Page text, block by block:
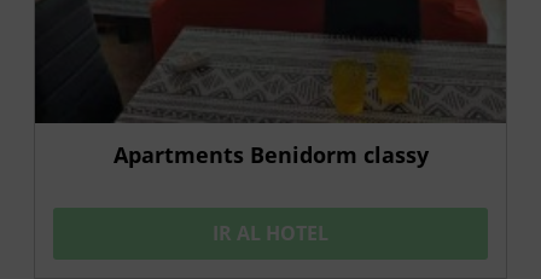
Apartments Benidorm classy
IR AL HOTEL